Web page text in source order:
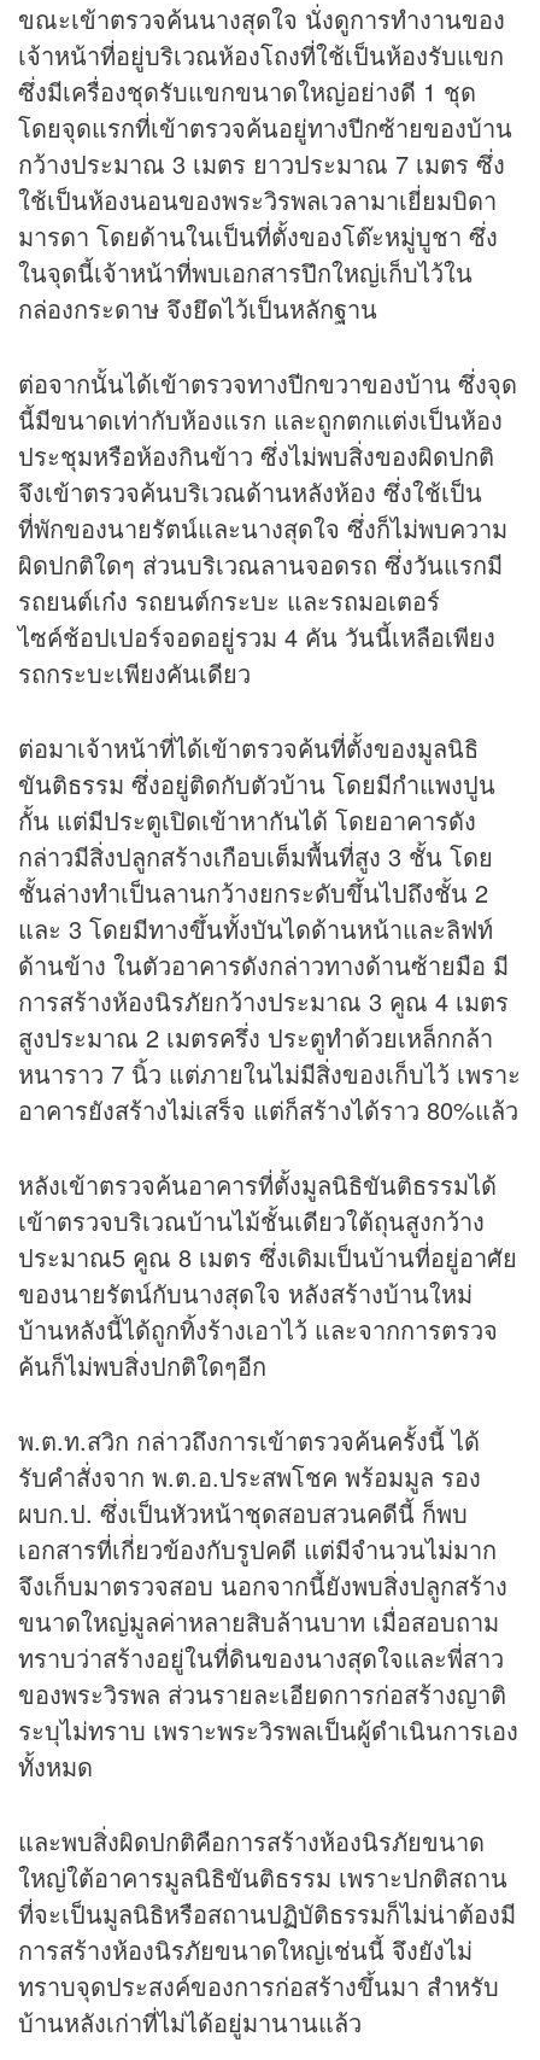
ขณะเข้าตรวจค้นนางสุดใจ นั่งดูการทำงานของ
เจ้าหน้าที่อยู่บริเวณห้องโถงที่ใช้เป็นห้องรับแขก
ซึ่งมีเครื่องชุดรับแขกขนาดใหญ่อย่างดี 1 ชุด
โดยจุดแรกที่เข้าตรวจค้นอยู่ทางปีกซ้ายของบ้าน
กว้างประมาณ 3 เมตร ยาวประมาณ 7 เมตร ซึ่ง
ใช้เป็นห้องนอนของพระวิรพลเวลามาเยี่ยมบิดา
มารดา โดยด้านในเป็นที่ตั้งของโต๊ะหมู่บูชา ซึ่ง
ในจุดนี้เจ้าหน้าที่พบเอกสารปึกใหญ่เก็บไว้ใน
กล่องกระดาษ จึงยึดไว้เป็นหลักฐาน
ต่อจากนั้นได้เข้าตรวจทางปีกขวาของบ้าน ซึ่งจุด
นี้มีขนาดเท่ากับห้องแรก และถูกตกแต่งเป็นห้อง
ประชุมหรือห้องกินข้าว ซึ่งไม่พบสิ่งของผิดปกติ
จึงเข้าตรวจค้นบริเวณด้านหลังห้อง ซึ่งใช้เป็น
ที่พักของนายรัตน์และนางสุดใจ ซึ่งก็ไม่พบความ
ผิดปกติใดๆ ส่วนบริเวณลานจอดรถ ซึ่งวันแรกมี
รถยนต์เก๋ง รถยนต์กระบะ และรถมอเตอร์
ไซค์ช้อปเปอร์จอดอยู่รวม 4 คัน วันนี้เหลือเพียง
รถกระบะเพียงคันเดียว
ต่อมาเจ้าหน้าที่ได้เข้าตรวจค้นที่ตั้งของมูลนิธิ
ขันติธรรม ซึ่งอยู่ติดกับตัวบ้าน โดยมีกำแพงปูน
กั้น แต่มีประตูเปิดเข้าหากันได้ โดยอาคารดัง
กล่าวมีสิ่งปลูกสร้างเกือบเต็มพื้นที่สูง 3 ชั้น โดย
ชั้นล่างทำเป็นลานกว้างยกระดับขึ้นไปถึงชั้น 2
และ 3 โดยมีทางขึ้นทั้งบันไดด้านหน้าและลิฟท์
ด้านข้าง ในตัวอาคารดังกล่าวทางด้านซ้ายมือ มี
การสร้างห้องนิรภัยกว้างประมาณ 3 คูณ 4 เมตร
สูงประมาณ 2 เมตรครึ่ง ประตูทำด้วยเหล็กกล้า
หนาราว 7 นิ้ว แต่ภายในไม่มีสิ่งของเก็บไว้ เพราะ
อาคารยังสร้างไม่เสร็จ แต่ก็สร้างได้ราว 80%แล้ว
หลังเข้าตรวจค้นอาคารที่ตั้งมูลนิธิขันติธรรมได้
เข้าตรวจบริเวณบ้านไม้ชั้นเดียวใต้ถุนสูงกว้าง
ประมาณ5 คูณ 8 เมตร ซึ่งเดิมเป็นบ้านที่อยู่อาศัย
ของนายรัตน์กับนางสุดใจ หลังสร้างบ้านใหม่
บ้านหลังนี้ได้ถูกทิ้งร้างเอาไว้ และจากการตรวจ
ค้นก็ไม่พบสิ่งปกติใดๆอีก
พ.ต.ท.สวิก กล่าวถึงการเข้าตรวจค้นครั้งนี้ ได้
รับคำสั่งจาก พ.ต.อ.ประสพโชค พร้อมมูล รอง
ผบก.ป. ซึ่งเป็นหัวหน้าชุดสอบสวนคดีนี้ ก็พบ
เอกสารที่เกี่ยวข้องกับรูปคดี แต่มีจำนวนไม่มาก
จึงเก็บมาตรวจสอบ นอกจากนี้ยังพบสิ่งปลูกสร้าง
ขนาดใหญ่มูลค่าหลายสิบล้านบาท เมื่อสอบถาม
ทราบว่าสร้างอยู่ในที่ดินของนางสุดใจและพี่สาว
ของพระวิรพล ส่วนรายละเอียดการก่อสร้างญาติ
ระบุไม่ทราบ เพราะพระวิรพลเป็นผู้ดำเนินการเอง
ทั้งหมด
และพบสิ่งผิดปกติคือการสร้างห้องนิรภัยขนาด
ใหญ่ใต้อาคารมูลนิธิขันติธรรม เพราะปกติสถาน
ที่จะเป็นมูลนิธิหรือสถานปฏิบัติธรรมก็ไม่น่าต้องมี
การสร้างห้องนิรภัยขนาดใหญ่เช่นนี้ จึงยังไม่
ทราบจุดประสงค์ของการก่อสร้างขึ้นมา สำหรับ
บ้านหลังเก่าที่ไม่ได้อยู่มานานแล้ว